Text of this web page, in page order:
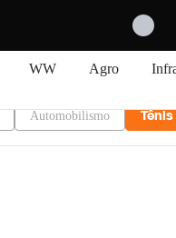
WW Agro
Automobilismo Tênis